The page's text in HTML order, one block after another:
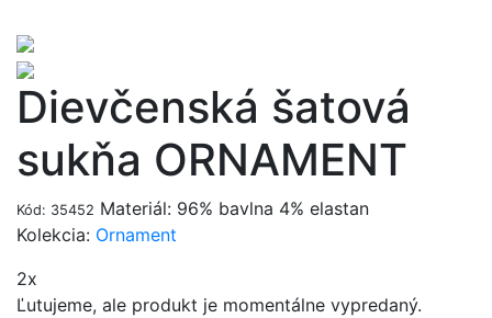
Dievčenská šatová
sukňa ORNAMENT
Kód: 35452 Materiál: 96% bavlna 4% elastan
Kolekcia: Ornament
2x
Ľutujeme, ale produkt je momentálne vypredaný.